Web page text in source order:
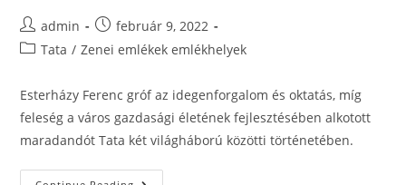
admin
február 9, 2022
Tata / Zenei emlékek emlékhelyek
Esterházy Ferenc gróf az idegenforgalom és oktatás, míg
feleség a város gazdasági életének fejlesztésében alkotott
maradandót Tata két világháború közötti történetében.